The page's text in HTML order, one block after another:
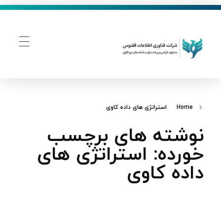
Home استراتژی‌ های داده‌ کاوی
نوشته های برچسب
خورده: استراتژی‌ های
داده‌ کاوی